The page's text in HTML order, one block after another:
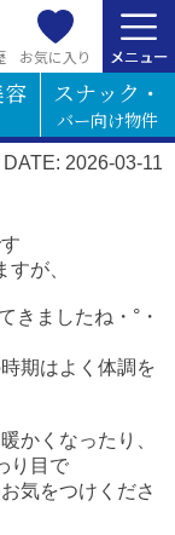
お気に入り
スナック・
バー向け物件
DATE: 2026-03-11
が、
きましたね・°・
期はよく体調を
かくなったり、
り目で
気をつけくださ